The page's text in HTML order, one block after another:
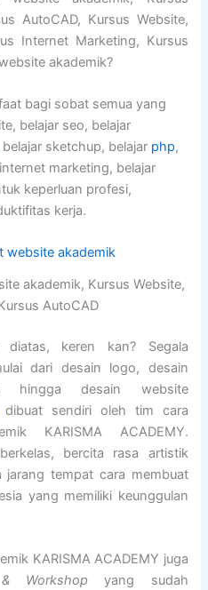
AutoCAD, Kursus Website,
Internet Marketing, Kursus
akademik?
bagi sobat semua yang
belajar seo, belajar
belajar sketchup, belajar php,
marketing, belajar
keperluan profesi,
kerja.
akademik, Kursus Website,
AutoCAD
diatas, keren kan? Segala
dari desain logo, desain
hingga desain website
dibuat sendiri oleh tim cara
KARISMA ACADEMY.
bercita rasa artistik
tempat cara membuat
yang memiliki keunggulan
KARISMA ACADEMY juga
Workshop yang sudah